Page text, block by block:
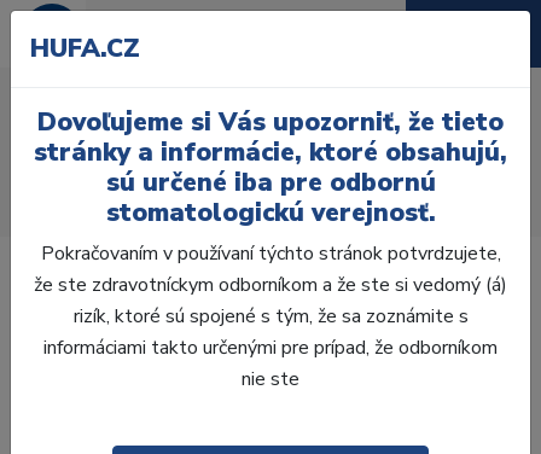
D37, D2
Zuby
AcryRock
AcryRock 1x28 S15-I38-D37, D2
HUFA.CZ
Dovoľujeme si Vás upozorniť, že tieto
stránky a informácie, ktoré obsahujú,
sú určené iba pre odbornú
stomatologickú verejnosť.
Pokračovaním v používaní týchto stránok potvrdzujete,
že ste zdravotníckym odborníkom a že ste si vedomý (á)
rizík, ktoré sú spojené s tým, že sa zoznámite s
informáciami takto určenými pre prípad, že odborníkom
nie ste